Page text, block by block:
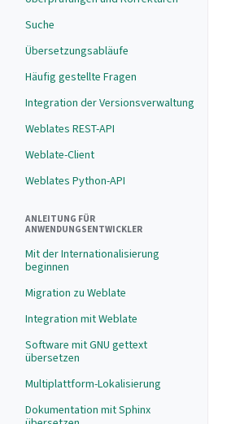
Suche
Übersetzungsabläufe
Häufig gestellte Fragen
Integration der Versionsverwaltung
Weblates REST-API
Weblate-Client
Weblates Python-API
ANLEITUNG FÜR
ANWENDUNGSENTWICKLER
Mit der Internationalisierung
beginnen
Migration zu Weblate
Integration mit Weblate
Software mit GNU gettext
übersetzen
Multiplattform-Lokalisierung
Dokumentation mit Sphinx